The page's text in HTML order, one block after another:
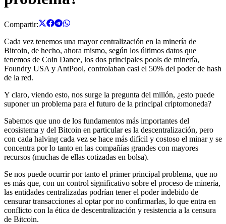
Compartir:
Cada vez tenemos una mayor centralización en la minería de
Bitcoin, de hecho, ahora mismo, según los últimos datos que
tenemos de Coin Dance, los dos principales pools de minería,
Foundry USA y AntPool, controlaban casi el 50% del poder de hash
de la red.
Y claro, viendo esto, nos surge la pregunta del millón, ¿esto puede
suponer un problema para el futuro de la principal criptomoneda?
Sabemos que uno de los fundamentos más importantes del
ecosistema y del Bitcoin en particular es la descentralización, pero
con cada halving cada vez se hace más difícil y costoso el minar y se
concentra por lo tanto en las compañías grandes con mayores
recursos (muchas de ellas cotizadas en bolsa).
Se nos puede ocurrir por tanto el primer principal problema, que no
es más que, con un control significativo sobre el proceso de minería,
las entidades centralizadas podrían tener el poder indebido de
censurar transacciones al optar por no confirmarlas, lo que entra en
conflicto con la ética de descentralización y resistencia a la censura
de Bitcoin.